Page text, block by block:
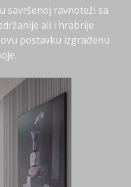
savršenoj ravnoteži sa
ali i hrabrije
postavku izgrađenu